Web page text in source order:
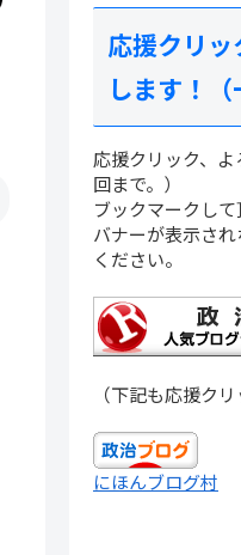
応援クリ
します！（
応援クリック、
回まで。）
ブックマークして
バナーが表示さ
ください。
（下記も応援ク
にほんブログ村